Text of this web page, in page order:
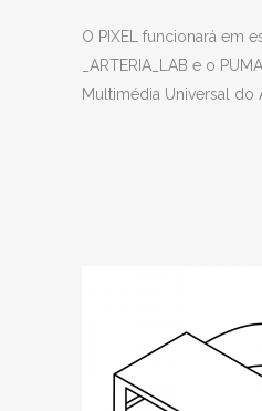
O PIXEL funcionará em
_ARTERIA_LAB e o
Multimédia Universal do